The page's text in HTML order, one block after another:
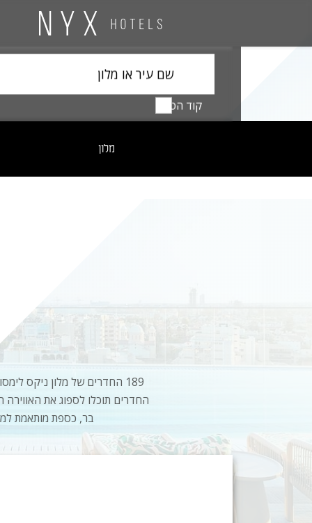
קוד הטבה
מלון
החדרים תוכלו לספוג את
בר, כספת מותאמת